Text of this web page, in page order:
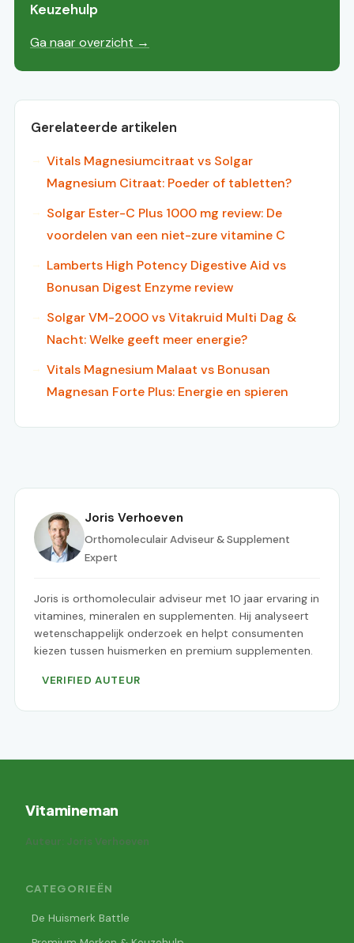
Keuzehulp
Ga naar overzicht →
Gerelateerde artikelen
Vitals Magnesiumcitraat vs Solgar
Magnesium Citraat: Poeder of tabletten?
Solgar Ester-C Plus 1000 mg review: De
voordelen van een niet-zure vitamine C
Lamberts High Potency Digestive Aid vs
Bonusan Digest Enzyme review
Solgar VM-2000 vs Vitakruid Multi Dag &
Nacht: Welke geeft meer energie?
Vitals Magnesium Malaat vs Bonusan
Magnesan Forte Plus: Energie en spieren
Joris Verhoeven
Orthomoleculair Adviseur & Supplement
Expert
Joris is orthomoleculair adviseur met 10 jaar ervaring in
vitamines, mineralen en supplementen. Hij analyseert
wetenschappelijk onderzoek en helpt consumenten
kiezen tussen huismerken en premium supplementen.
VERIFIED AUTEUR
Vitamineman
Auteur: Joris Verhoeven
CATEGORIEËN
De Huismerk Battle